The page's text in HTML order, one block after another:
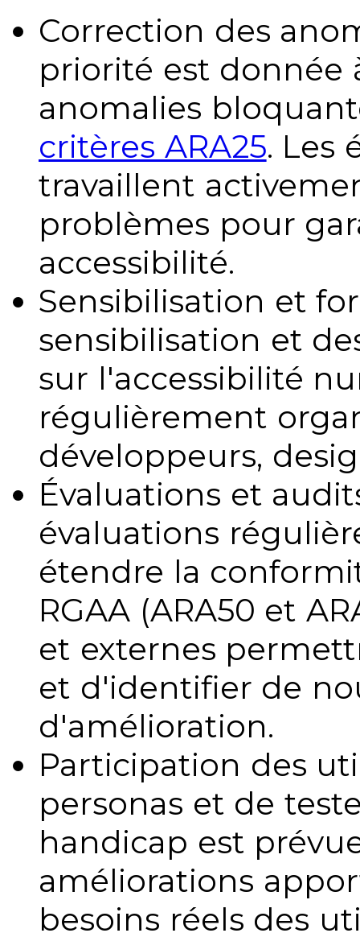
Correction des
priorité est donnée
anomalies
critères ARA25. Les
travaillent
problèmes pour
accessibilité.
Sensibilisation et
sensibilisation et
sur l'accessibilité
régulièrement
développeurs,
Évaluations et
évaluations
étendre la
RGAA (ARA50 et
et externes
et d'identifier de
d'amélioration.
Participation des
personas et de
handicap est
améliorations
besoins réels des